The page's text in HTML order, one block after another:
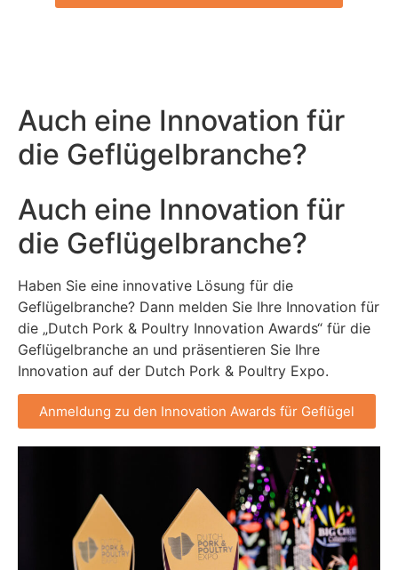
Auch eine Innovation für
die Geflügelbranche?
Auch eine Innovation für
die Geflügelbranche?
Haben Sie eine innovative Lösung für die
Geflügelbranche? Dann melden Sie Ihre Innovation für
die „Dutch Pork & Poultry Innovation Awards“ für die
Geflügelbranche an und präsentieren Sie Ihre
Innovation auf der Dutch Pork & Poultry Expo.
Anmeldung zu den Innovation Awards für Geflügel